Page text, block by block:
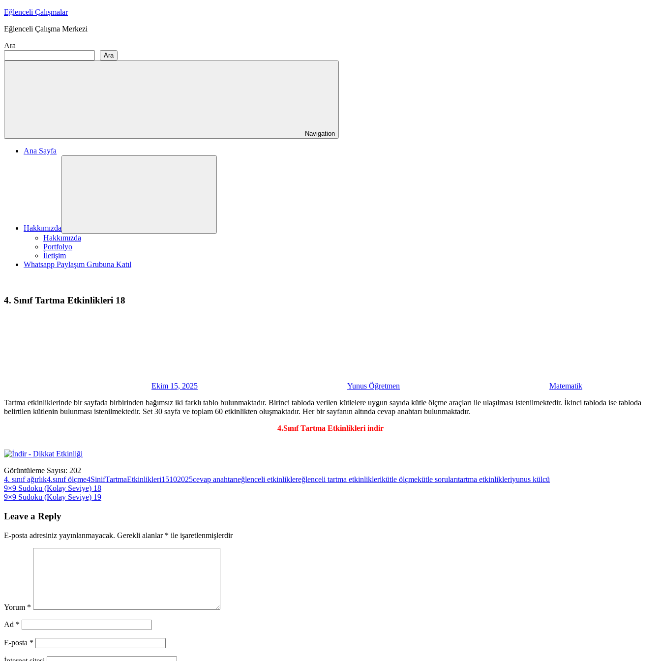
Skip
content
Eğlenceli Çalışmalar
Eğlenceli Çalışma Merkezi
Ara
Ara
Navigation
Ana Sayfa
Hakkımızda
Hakkımızda
Portfolyo
İletişim
Whatsapp Paylaşım Grubuna Katıl
4. Sınıf Tartma Etkinlikleri 18
Ekim 15, 2025 Yunus Öğretmen
Matematik
Tartma etkinliklerinde bir sayfada birbirinden bağımsız iki farklı tablo bulunmaktadır. Birinci tabloda verilen kütlelere uygun sayıda kütle ölçme araçları ile ulaşılması istenilmektedir. İkinci tabloda ise tabloda
belirtilen kütlenin bulunması istenilmektedir. Set 30 sayfa ve toplam 60 etkinlikten oluşmaktadır. Her bir sayfanın altında cevap anahtarı bulunmaktadır.
4.Sınıf Tartma Etkinlikleri indir
Görüntüleme Sayısı: 202
4. sınıf ağırlık4.sınıf ölçme4SinifTartmaEtkinlikleri15102025cevap anahtarıeğlenceli etkinliklereğlenceli tartma etkinliklerikütle ölçmekütle sorularıtartma etkinlikleriyunus külcü
Yazı
gezinmesi
Previous
Post:
9×9 Sudoku (Kolay Seviye) 18
Next
9×9 Sudoku (Kolay Seviye) 19
Leave a Reply
E-posta adresiniz yayınlanmayacak. Gerekli alanlar * ile işaretlenmişlerdir
Yorum *
Ad *
E-posta *